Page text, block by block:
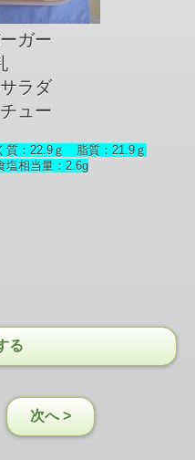
ガー
ラダ
ュー
質：22.9ｇ 脂質：21.9ｇ
相当量：2.6g
る
次へ >